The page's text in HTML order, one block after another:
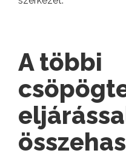
A többi